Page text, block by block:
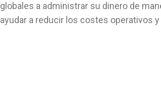
globales a administrar su dinero de
ayudar a reducir los costes operativos